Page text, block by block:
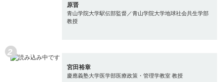
原晋
青山学院大学駅伝部監督／青山学院大学地球社会共生学部
教授
宮田裕章
慶應義塾大学医学部医療政策・管理学教室 教授